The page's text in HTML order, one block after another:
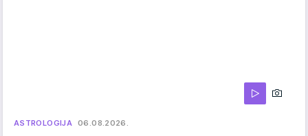
ASTROLOGIJA 06.08.2026.